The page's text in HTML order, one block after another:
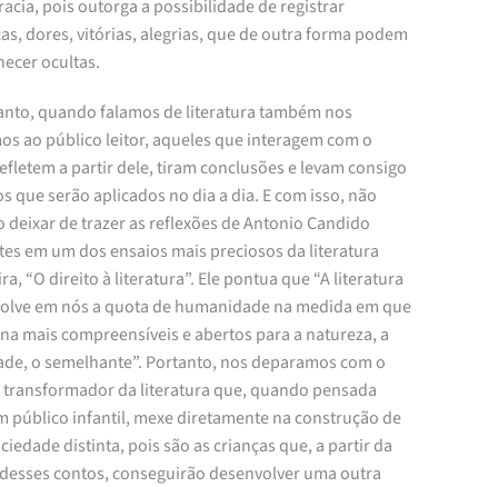
pois outorga a possibilidade de registrar
dores, vitórias, alegrias, que de outra forma podem
ocultas.
quando falamos de literatura também nos
ao público leitor, aqueles que interagem com o
a partir dele, tiram conclusões e levam consigo
que serão aplicados no dia a dia. E com isso, não
deixar de trazer as reflexões de Antonio Candido
em um dos ensaios mais preciosos da literatura
“O direito à literatura”. Ele pontua que “A literatura
em nós a quota de humanidade na medida em que
mais compreensíveis e abertos para a natureza, a
o semelhante”. Portanto, nos deparamos com o
da literatura que, quando pensada
público infantil, mexe diretamente na construção de
distinta, pois são as crianças que, a partir da
contos, conseguirão desenvolver uma outra